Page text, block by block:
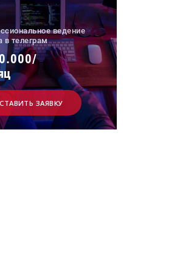
ведение
в телеграм
ЗАЯВКУ